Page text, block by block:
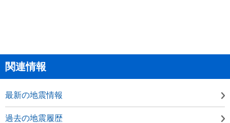
関連情報
最新の地震情報
過去の地震履歴